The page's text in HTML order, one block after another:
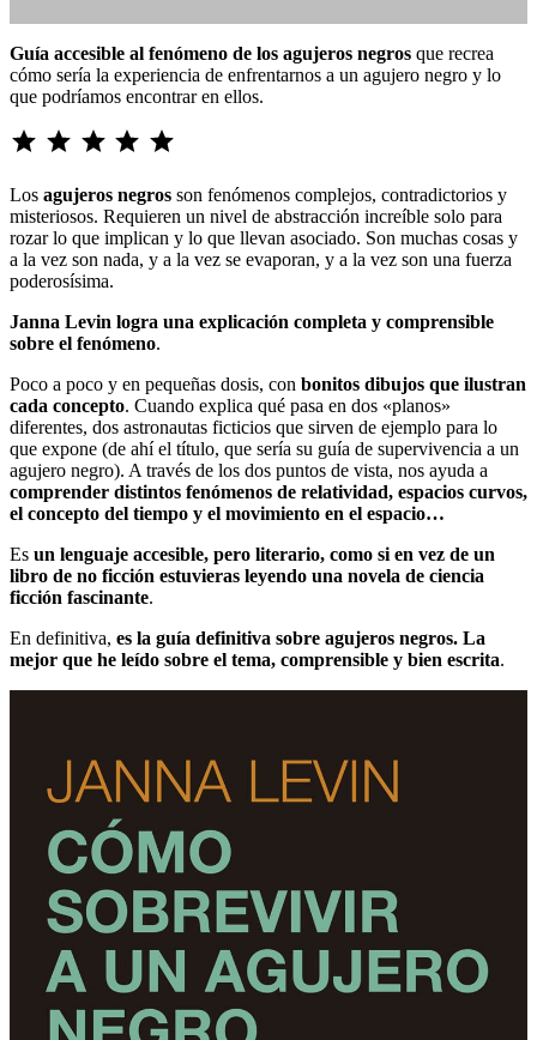
Reseñas de libros de no ficción
No hay comentarios
Guía accesible al fenómeno de los agujeros negros que recrea
cómo sería la experiencia de enfrentarnos a un agujero negro y lo
que podríamos encontrar en ellos.
Los agujeros negros son fenómenos complejos, contradictorios y
misteriosos. Requieren un nivel de abstracción increíble solo para
rozar lo que implican y lo que llevan asociado. Son muchas cosas y
a la vez son nada, y a la vez se evaporan, y a la vez son una fuerza
poderosísima.
Janna Levin logra una explicación completa y comprensible
sobre el fenómeno.
Poco a poco y en pequeñas dosis, con bonitos dibujos que ilustran
cada concepto. Cuando explica qué pasa en dos «planos»
diferentes, dos astronautas ficticios que sirven de ejemplo para lo
que expone (de ahí el título, que sería su guía de supervivencia a un
agujero negro). A través de los dos puntos de vista, nos ayuda a
comprender distintos fenómenos de relatividad, espacios curvos,
el concepto del tiempo y el movimiento en el espacio…
Es un lenguaje accesible, pero literario, como si en vez de un
libro de no ficción estuvieras leyendo una novela de ciencia
ficción fascinante.
En definitiva, es la guía definitiva sobre agujeros negros. La
mejor que he leído sobre el tema, comprensible y bien escrita.